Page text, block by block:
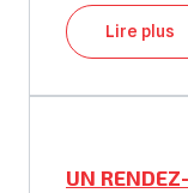
Lire plus
UN